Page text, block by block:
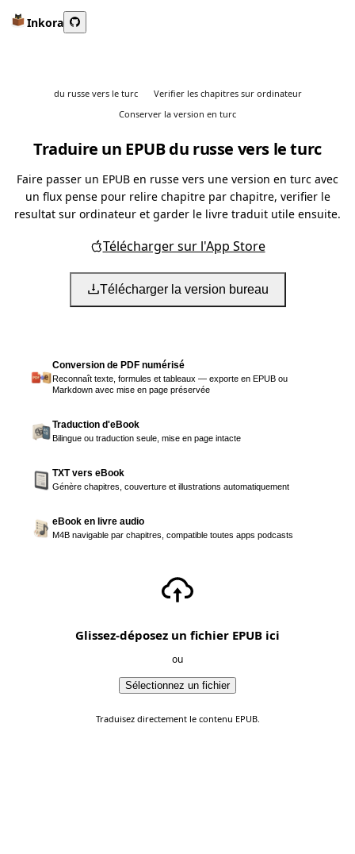
Inkora
du russe vers le turc
Verifier les chapitres sur ordinateur
Conserver la version en turc
Traduire un EPUB du russe vers le turc
Faire passer un EPUB en russe vers une version en turc avec
un flux pense pour relire chapitre par chapitre, verifier le
resultat sur ordinateur et garder le livre traduit utile ensuite.
Télécharger sur l'App Store
Télécharger la version bureau
Conversion de PDF numérisé
Reconnaît texte, formules et tableaux — exporte en EPUB ou
Markdown avec mise en page préservée
Traduction d'eBook
Bilingue ou traduction seule, mise en page intacte
TXT vers eBook
Génère chapitres, couverture et illustrations automatiquement
eBook en livre audio
M4B navigable par chapitres, compatible toutes apps podcasts
Glissez-déposez un fichier EPUB ici
ou
Sélectionnez un fichier
Traduisez directement le contenu EPUB.